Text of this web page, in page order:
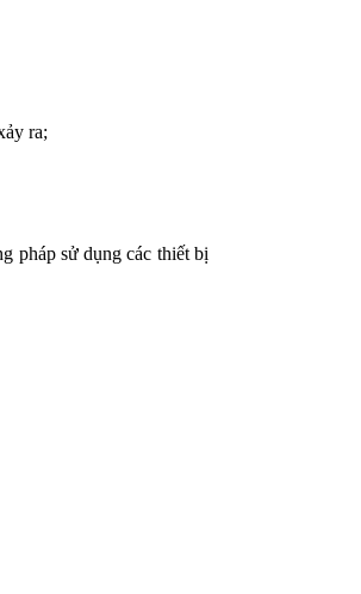
ra;
pháp sử dụng các thiết bị